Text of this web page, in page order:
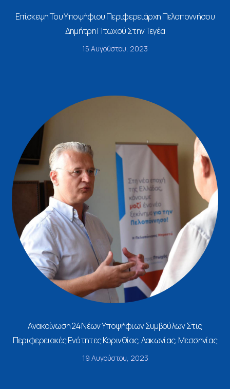
Επίσκεψη Του Υποψήφιου Περιφερειάρχη Πελοποννήσου
Δημήτρη Πτωχού Στην Τεγέα
15 Αυγούστου, 2023
Ανακοίνωση 24 Νέων Υποψήφιων Συμβούλων Στις
Περιφερειακές Ενότητες Κορινθίας, Λακωνίας, Μεσσηνίας
19 Αυγούστου, 2023